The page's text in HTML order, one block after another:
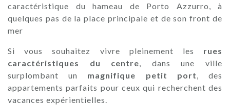
caractéristique du hameau de Porto Azzurro, à
quelques pas de la place principale et de son front de
mer
Si vous souhaitez vivre pleinement les rues
caractéristiques du centre, dans une ville
surplombant un magnifique petit port, des
appartements parfaits pour ceux qui recherchent des
vacances expérientielles.